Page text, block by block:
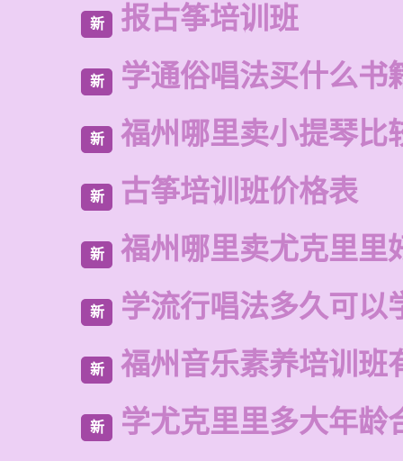
新 报古筝培训班
新 学通俗唱法买什么书
新 福州哪里卖小提琴比
新 古筝培训班价格表
新 福州哪里卖尤克里里
新 学流行唱法多久可以
新 福州音乐素养培训班
新 学尤克里里多大年龄